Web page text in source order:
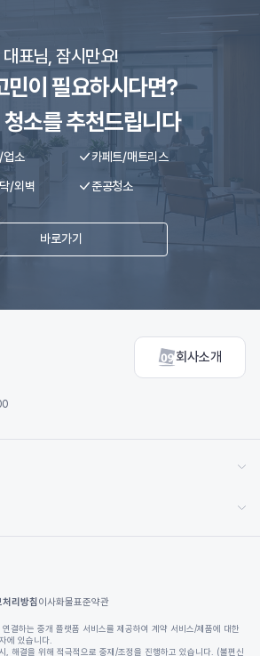
대표님, 잠시만요!
민이 필요하시다면?
소를 추천드립니다
업소 카페트/매트리스
/외벽 준공청소
바로가기
회사소개
리방침 이사화물표준약관
연결하는 중개 플랫폼 서비스를 제공하여 계약 서비스/제품에 대한
에 있습니다.
, 해결을 위해 적극적으로 중재/조정을 진행하고 있습니다. (불편신